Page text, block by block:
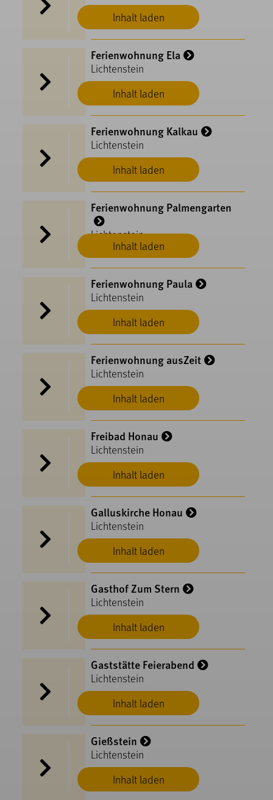
Inhalt laden
Inhalt laden
Ferienwohnung Ela
Lichtenstein
Inhalt laden
Ferienwohnung Kalkau
Lichtenstein
Inhalt laden
Ferienwohnung Palmengarten
Lichtenstein
Inhalt laden
Ferienwohnung Paula
Lichtenstein
Inhalt laden
Ferienwohnung ausZeit
Lichtenstein
Inhalt laden
Freibad Honau
Lichtenstein
Inhalt laden
Galluskirche Honau
Lichtenstein
Inhalt laden
Gasthof Zum Stern
Lichtenstein
Inhalt laden
Gaststätte Feierabend
Lichtenstein
Inhalt laden
Gießstein
Lichtenstein